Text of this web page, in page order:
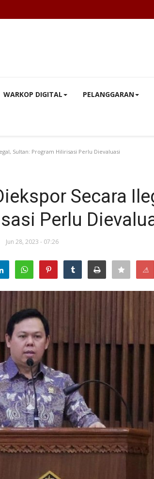
WARKOP DIGITAL PELANGGARAN
Sultan: Program Hilirisasi Perlu Dievaluasi
Secara
Perlu
Jun 28, 2023 - 07:26
⚠